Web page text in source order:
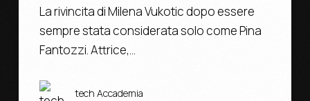
La rivincita di Milena Vukotic dopo essere
sempre stata considerata solo come Pina
Fantozzi. Attrice,…
tech Accademia